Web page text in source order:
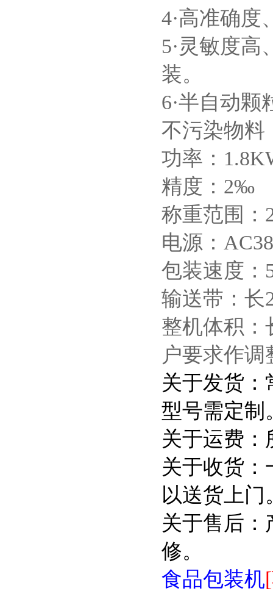
4·高准确度
5·灵敏度
装。
6·半自动
不污染物料
功率：
精度：2‰
称重范围：
电源：
包装速度：
输送带：长
整机体积：
户要求作调
关于发货：
型号需定制
关于运费：
关于收货：
以送货上门
关于售后：
修。
食品包装机